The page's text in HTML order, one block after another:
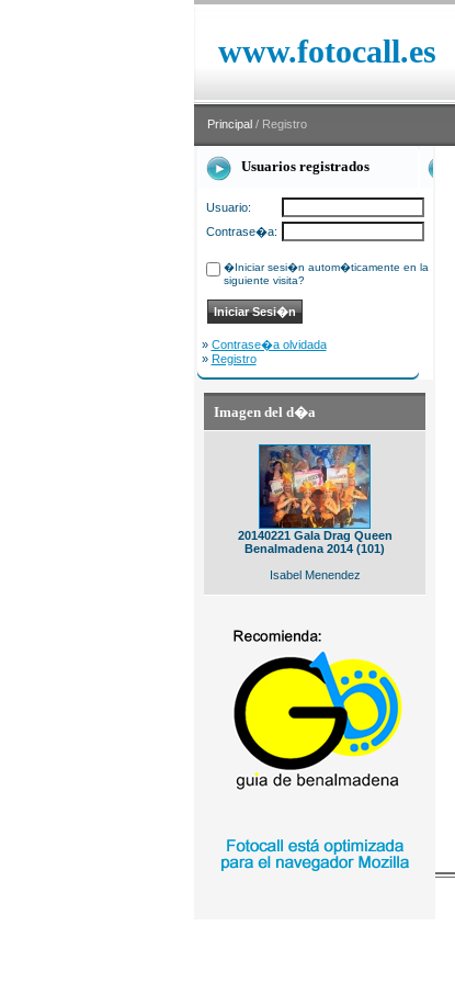
www.fotocall.es
Principal / Registro
Usuarios registrados
Usuario:
Contrase�a:
�Iniciar sesi�n autom�ticamente en la
siguiente visita?
» Contrase�a olvidada
» Registro
Imagen del d�a
20140221 Gala Drag Queen
Benalmadena 2014 (101)
Isabel Menendez